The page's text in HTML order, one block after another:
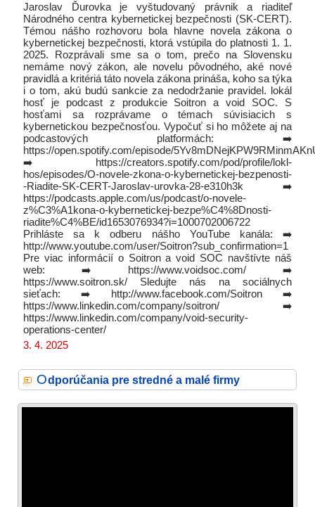
Jaroslav Ďurovka je vyštudovaný právnik a riaditeľ
Národného centra kybernetickej bezpečnosti (SK-CERT).
Témou nášho rozhovoru bola hlavne novela zákona o
kybernetickej bezpečnosti, ktorá vstúpila do platnosti 1. 1.
2025. Rozprávali sme sa o tom, prečo na Slovensku
nemáme nový zákon, ale novelu pôvodného, aké nové
pravidlá a kritériá táto novela zákona prináša, koho sa týka
i o tom, akú budú sankcie za nedodržanie pravidel. lokál
hosť je podcast z produkcie Soitron a void SOC. S
hosťami sa rozprávame o témach súvisiacich s
kybernetickou bezpečnosťou. Vypočuť si ho môžete aj na
podcastových platformách: ➡️
https://open.spotify.com/episode/
➡️ https://creators.spotify.com/pod/profile/lokl-
hos/episodes/O-novele-zkona-o-kybernetickej-bezpenosti-
-Riadite-SK-CERT-Jaroslav-urovka-28-e310h3k ➡️
https://podcasts.apple.com/us/podcast/o-novele-
z%C3%A1kona-o-kybernetickej-bezpe%C4%8Dnosti-
riadite%C4%BE/id1653076934?i=1000702006722
Prihláste sa k odberu nášho YouTube kanála: ➡️
http://www.youtube.com/user/Soitron?sub_confirmation=1
Pre viac informácií o Soitron a void SOC navštívte náš
web: ➡️ https://www.voidsoc.com/ ➡️
https://www.soitron.sk/ Sledujte nás na sociálnych
sieťach: ➡️ http://www.facebook.com/Soitron ➡️
https://www.linkedin.com/company/soitron/ ➡️
https://www.linkedin.com/company/void-security-
operations-center/
3. 4. 2025
Odporúčania pre stredné a malé firmy